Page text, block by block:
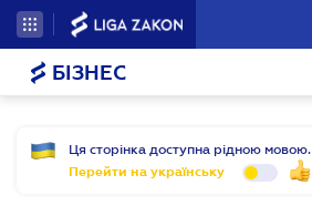
БІЗНЕС
Ця сторінка доступна рідною мовою.
Перейти на українську